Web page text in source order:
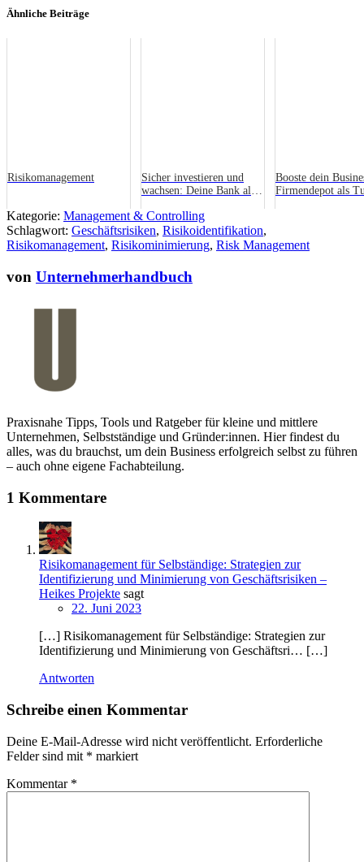
Ähnliche Beiträge
Risikomanagement
Sicher investieren und
wachsen: Deine Bank als
Finanzplanung für
Selbständige
Booste dein
Firmendepot als
Kategorie: Management & Controlling
Schlagwort: Geschäftsrisiken, Risikoidentifikation,
Risikomanagement, Risikominimierung, Risk Management
von Unternehmerhandbuch
Praxisnahe Tipps, Tools und Ratgeber für kleine und mittlere
Unternehmen, Selbstständige und Gründer:innen. Hier findest du
alles, was du brauchst, um dein Business erfolgreich selbst zu führen
– auch ohne eigene Fachabteilung.
1 Kommentare
Risikomanagement für Selbständige: Strategien zur
Identifizierung und Minimierung von Geschäftsrisiken –
Heikes Projekte sagt
22. Juni 2023
[…] Risikomanagement für Selbständige: Strategien zur
Identifizierung und Minimierung von Geschäftsri… […]
Antworten
Schreibe einen Kommentar
Deine E-Mail-Adresse wird nicht veröffentlicht. Erforderliche
Felder sind mit * markiert
Kommentar *